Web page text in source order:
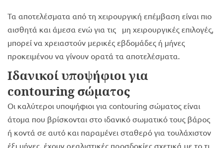
Τα αποτελέσματα από τη χειρουργική επέμβαση είναι πιο
αισθητά και άμεσα ενώ για τις μη χειρουργικές επιλογές,
μπορεί να χρειαστούν μερικές εβδομάδες ή μήνες
προκειμένου να γίνουν ορατά τα αποτελέσματα.
Ιδανικοί υποψήφιοι για
contouring σώματος
Οι καλύτεροι υποψήφιοι για contouring σώματος είναι
άτομα που βρίσκονται στο ιδανικό σωματικό τους βάρος
ή κοντά σε αυτό και παραμένει σταθερό για τουλάχιστον
έξι μήνες, έχουν ρεαλιστικές προσδοκίες σχετικά με το τι